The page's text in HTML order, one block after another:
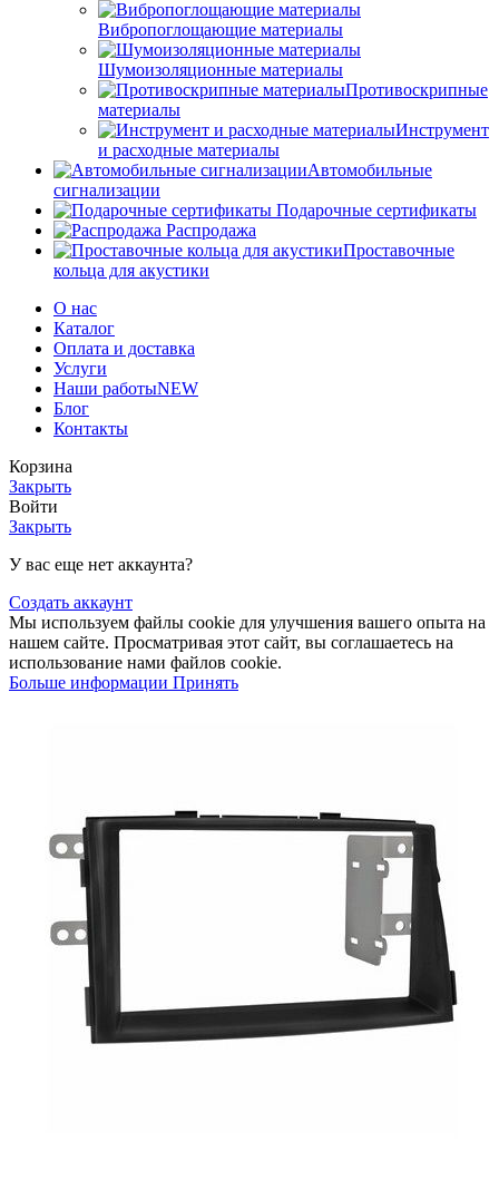
Вибропоглощающие материалы
Шумоизоляционные материалы
Противоскрипные
материалы
Инструмент
и расходные материалы
Автомобильные
сигнализации
Подарочные сертификаты
Распродажа
Проставочные
кольца для акустики
О нас
Каталог
Оплата и доставка
Услуги
Наши работыNEW
Блог
Контакты
Корзина
Закрыть
Войти
Закрыть
У вас еще нет аккаунта?
Создать аккаунт
Мы используем файлы cookie для улучшения вашего опыта на
нашем сайте. Просматривая этот сайт, вы соглашаетесь на
использование нами файлов cookie.
Больше информации Принять